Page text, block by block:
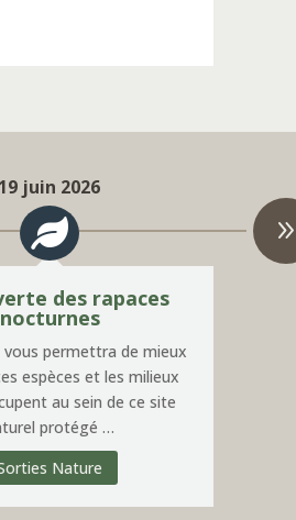
19 juin 2026
des rapaces
nocturnes
permettra de mieux
espèces et les milieux
au sein de ce site
protégé …
Nature